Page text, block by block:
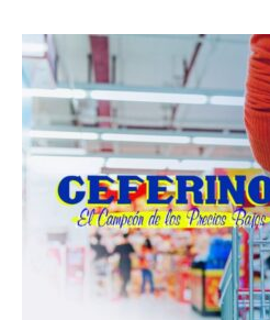
a
t
s
A
p
e
b
o
o
l
e
g
r
a